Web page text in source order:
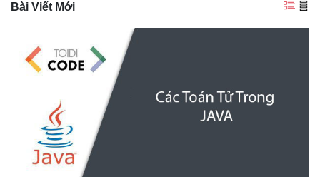
TOOLS &
TIN TỨC &
REVIEW
TIN TUYỂN
DỤNG
LIÊN HỆ
Bài Viết Mới